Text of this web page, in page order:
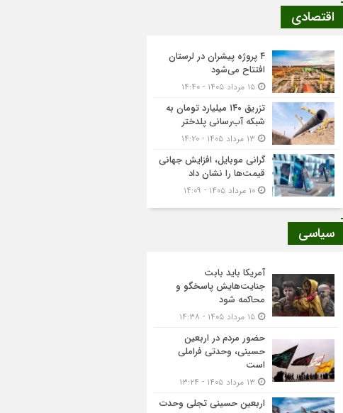
اقتصادی
۴ پروژه پیشران در لرستان
افتتاح می‌شود
تزریق ۱۴۰ میلیارد تومان به
شبکه آب‌رسانی پلدختر
گرانی موبایل، افزایش جهانی
قیمت‌ها را نشان داد
سیاسی
آمریکا باید بابت
جنایت‌هایش پاسخگو و
محاکمه شود
حضور مردم در اربعین
حسینی، وحدتی فراملی
است
اربعین حسینی تجلی وحدت